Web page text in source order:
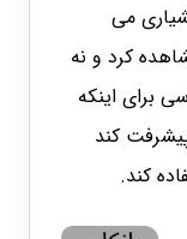
می
کرد و نه
برای اینکه
کند
کند.